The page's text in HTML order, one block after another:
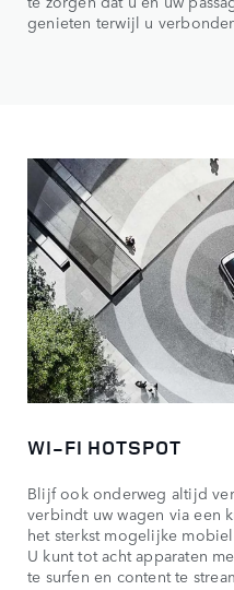
genieten terwijl u
WI-FI HOTSPOT
Blijf ook onderweg altijd
verbindt uw wagen via een
het sterkst mogelijke
U kunt tot acht apparaten
te surfen en content te